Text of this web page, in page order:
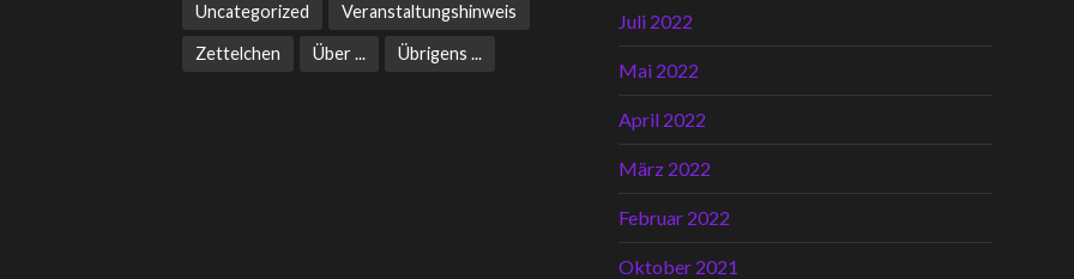
Uncategorized Veranstaltungshinweis
Zettelchen Über ... Übrigens ...
Juli 2022
Mai 2022
April 2022
März 2022
Februar 2022
Oktober 2021